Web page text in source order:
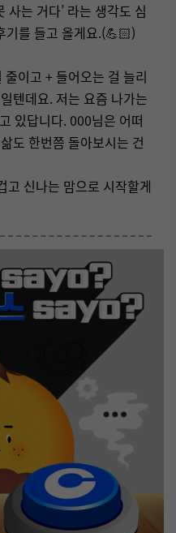
사는 거다’ 라는 생각도 심
기를 들고 올게요.(💪🏻)
이고 + 들어오는 걸 늘리
텐데요. 저는 요즘 나가는
있답니다. 000님은 어떠
도 한번쯤 돌아보시는 건
고 신나는 맘으로 시작할게